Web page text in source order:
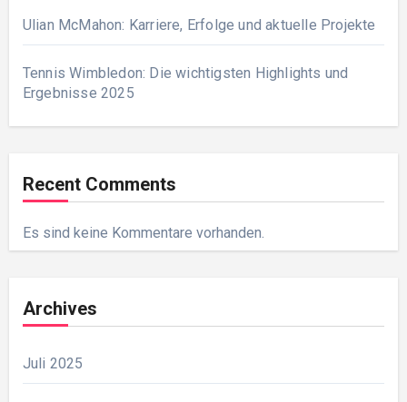
Ulian McMahon: Karriere, Erfolge und aktuelle Projekte
Tennis Wimbledon: Die wichtigsten Highlights und
Ergebnisse 2025
Recent Comments
Es sind keine Kommentare vorhanden.
Archives
Juli 2025